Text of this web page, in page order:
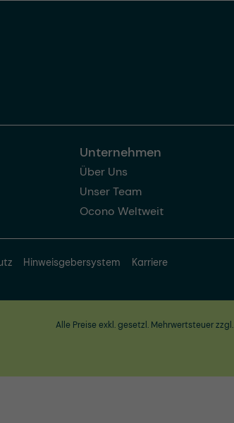
Unternehmen
Über Uns
Unser Team
Ocono Weltweit
Hinweisgebersystem Karriere
Alle Preise exkl. gesetzl. Mehrwertsteuer zzgl.